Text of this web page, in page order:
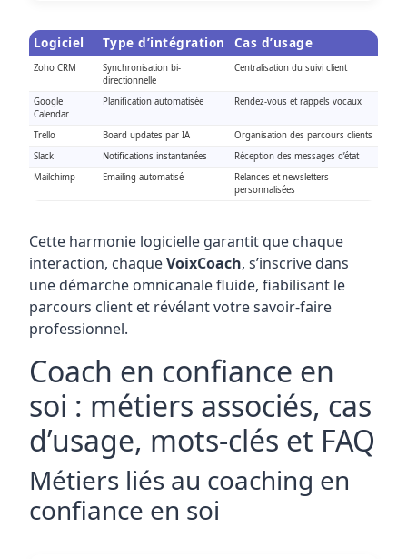
Logiciel Type d’intégration Cas d’usage
Zoho CRM
Synchronisation bi-
directionnelle
Centralisation du suivi client
Google
Calendar
Planification automatisée Rendez-vous et rappels vocaux
Trello Board updates par IA
Organisation des parcours clients
Slack
Notifications instantanées
Réception des messages d’état
Mailchimp
Emailing automatisé
Relances et newsletters
personnalisées
Cette harmonie logicielle garantit que chaque
interaction, chaqueVoixCoach, s’inscrive dans
une démarche omnicanale fluide, fiabilisant le
parcours client et révélant votre savoir-faire
professionnel.
Coach en confiance en
soi : métiers associés, cas
d’usage, mots-clés et FAQ
Métiers liés au coaching en
confiance en soi